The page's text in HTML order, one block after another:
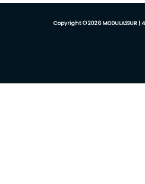
Copyright © 2026 MODULASSUR | 4